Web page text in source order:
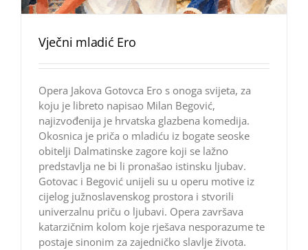
Vječni mladić Ero
Opera Jakova Gotovca Ero s onoga svijeta, za
koju je libreto napisao Milan Begović,
najizvođenija je hrvatska glazbena komedija.
Okosnica je priča o mladiću iz bogate seoske
obitelji Dalmatinske zagore koji se lažno
predstavlja ne bi li pronašao istinsku ljubav.
Gotovac i Begović unijeli su u operu motive iz
cijelog južnoslavenskog prostora i stvorili
univerzalnu priču o ljubavi. Opera završava
katarzičnim kolom koje rješava nesporazume te
postaje sinonim za zajedničko slavlje života.